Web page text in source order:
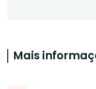
Mais